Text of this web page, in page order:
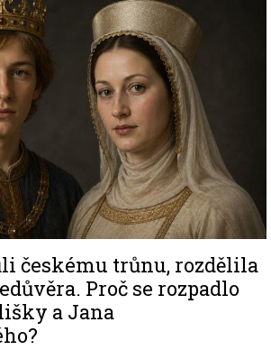
českému trůnu, rozdělila
Proč se rozpadlo
a Jana